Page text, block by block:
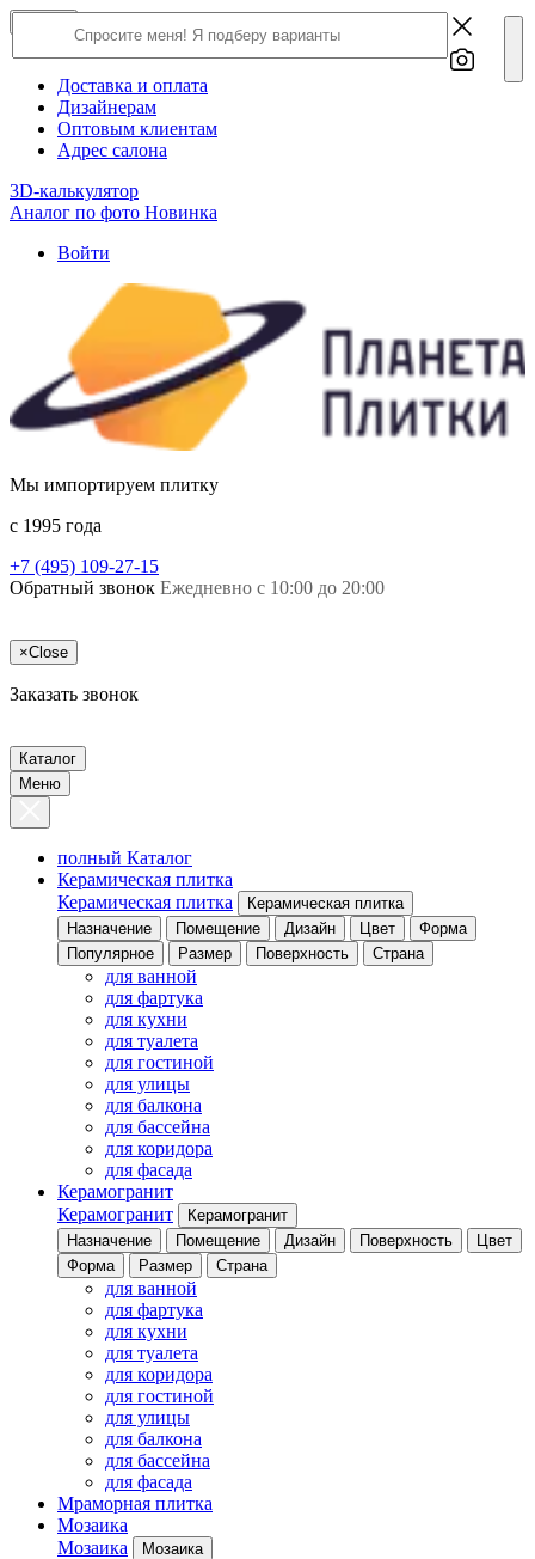
О компании
Доставка и оплата
Дизайнерам
Оптовым клиентам
Адрес салона
3D-калькулятор
Аналог по фото Новинка
Войти
Мы импортируем плитку
c 1995 года
+7 (495) 109-27-15
Обратный звонок Ежедневно с 10:00 до 20:00
×Close
Заказать звонок
Каталог
Меню
полный Каталог
Керамическая плитка
Керамическая плитка
Керамическая плитка
Назначение
Помещение Дизайн Цвет
Форма
Популярное
Размер Поверхность Страна
для ванной
для фартука
для кухни
для туалета
для гостиной
для улицы
для балкона
для бассейна
для коридора
для фасада
Керамогранит
Керамогранит
Керамогранит
Назначение
Помещение Дизайн Поверхность
Цвет
Форма
Размер Страна
для ванной
для фартука
для кухни
для туалета
для коридора
для гостиной
для улицы
для балкона
для бассейна
для фасада
Мраморная плитка
Мозаика
Мозаика
Мозаика